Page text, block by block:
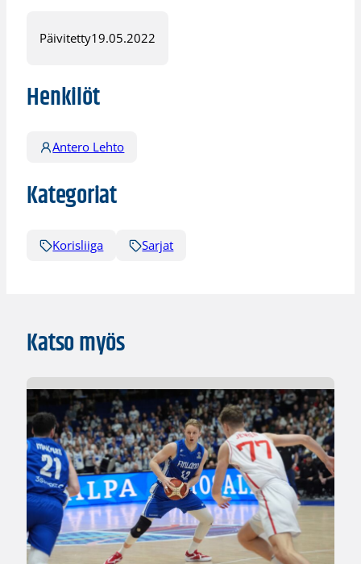
Päivitetty19.05.2022
Henkilöt
Antero Lehto
Kategoriat
Korisliiga Sarjat
Katso myös